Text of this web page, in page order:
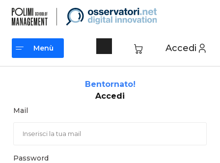
contenuto
Accedi
Menù
Bentornato!
Accedi
Mail
Password